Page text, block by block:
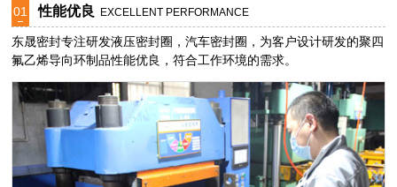
01 性能优良 EXCELLENT PERFORMANCE
东晟密封专注研发液压密封圈，汽车密封圈，为客户设计研发的聚四
氟乙烯导向环制品性能优良，符合工作环境的需求。